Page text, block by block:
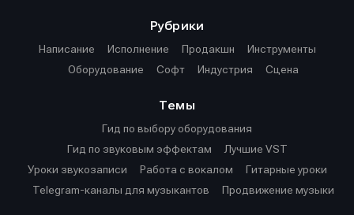
Рубрики
Написание
Исполнение Продакшн
Инструменты
Оборудование
Софт Индустрия Сцена
Темы
Гид по выбору оборудования
Гид по звуковым эффектам
Лучшие VST
Уроки звукозаписи
Работа с вокалом
Гитарные уроки
Telegram-каналы для музыкантов
Продвижение музыки